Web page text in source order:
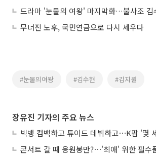
무너진 노후, 국민연금으로 다시 세우다
#눈물의여왕 #김수현 #김지원
장유진 기자의 주요 뉴스
빅뱅 컴백하고 튜이드 데뷔하고⋯K팝 '몇
콘서트 갈 때 응원봉만?⋯'최애' 위한 필수